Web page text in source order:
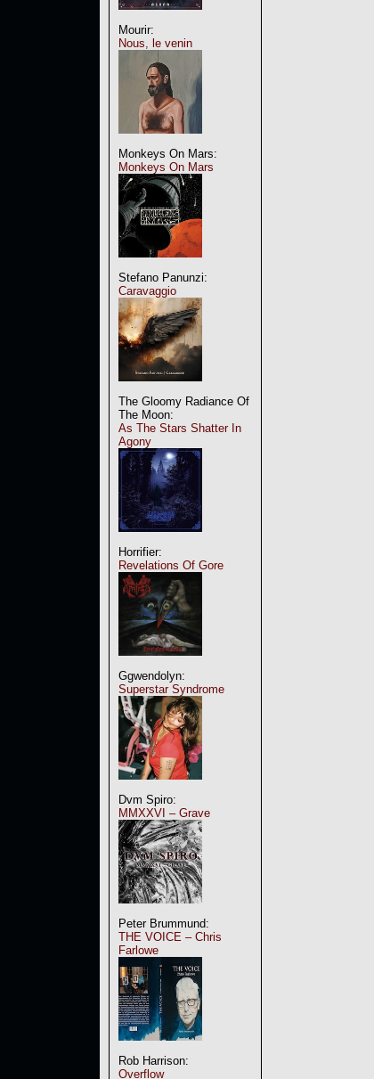
Mourir:
Nous, le venin
Monkeys On Mars:
Monkeys On Mars
Stefano Panunzi:
Caravaggio
The Gloomy Radiance Of
The Moon:
As The Stars Shatter In
Agony
Horrifier:
Revelations Of Gore
Ggwendolyn:
Superstar Syndrome
Dvm Spiro:
MMXXVI – Grave
Peter Brummund:
THE VOICE – Chris
Farlowe
Rob Harrison:
Overflow